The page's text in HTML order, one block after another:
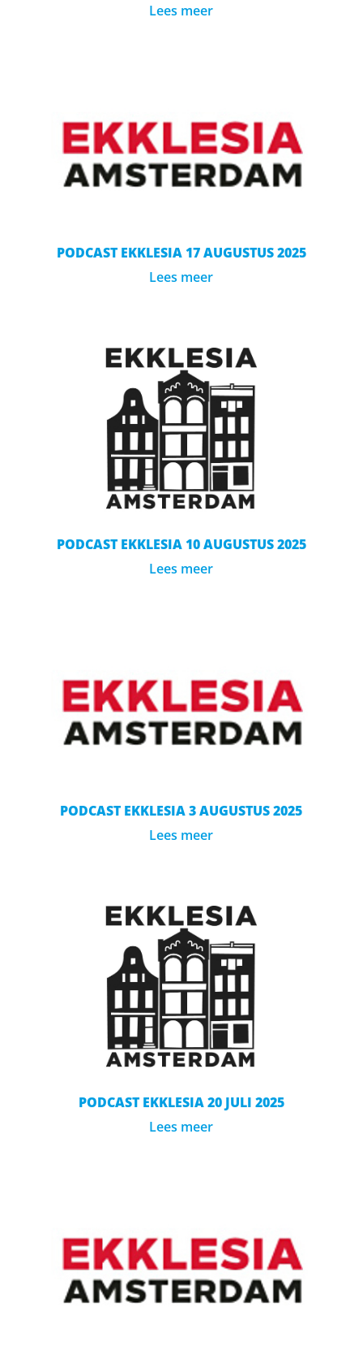
Lees meer
PODCAST EKKLESIA 17 AUGUSTUS 2025
Lees meer
PODCAST EKKLESIA 10 AUGUSTUS 2025
Lees meer
PODCAST EKKLESIA 3 AUGUSTUS 2025
Lees meer
PODCAST EKKLESIA 20 JULI 2025
Lees meer